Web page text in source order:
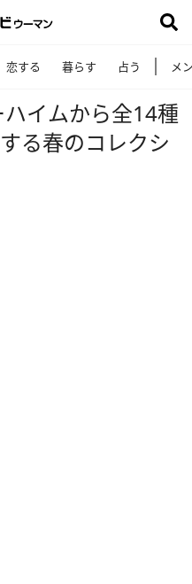
恋する 暮らす 占う メ
イムから全14種
る春のコレクシ